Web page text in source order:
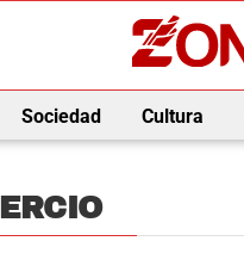
Sociedad Cultura